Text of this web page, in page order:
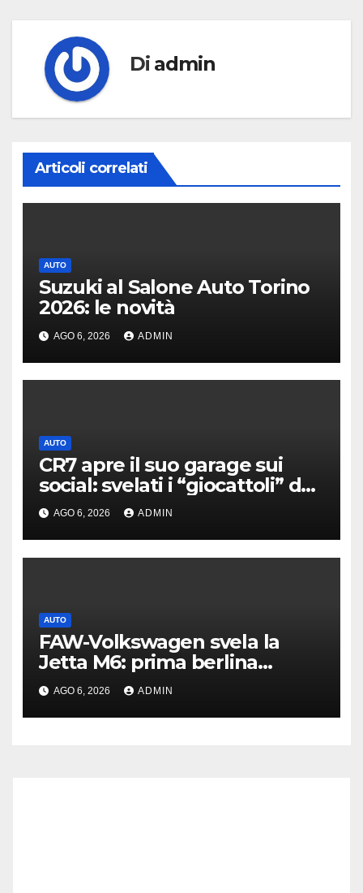
Di admin
Articoli correlati
AUTO
Suzuki al Salone Auto Torino
2026: le novità
AGO 6, 2026 ADMIN
AUTO
CR7 apre il suo garage sui
social: svelati i “giocattoli” da
oltre 40 milioni
AGO 6, 2026 ADMIN
AUTO
FAW-Volkswagen svela la
Jetta M6: prima berlina
elettrica del marchio
AGO 6, 2026 ADMIN